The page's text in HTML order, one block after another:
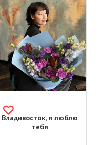
Владивосток, я люблю
тебя